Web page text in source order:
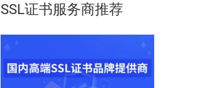
SSL证书服务商推荐